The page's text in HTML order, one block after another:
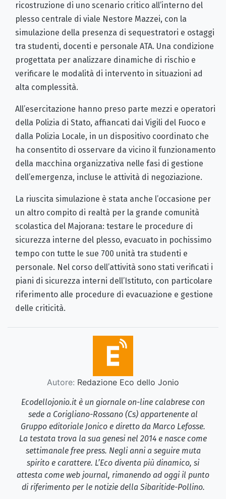
ricostruzione di uno scenario critico all’interno del
plesso centrale di viale Nestore Mazzei, con la
simulazione della presenza di sequestratori e ostaggi
tra studenti, docenti e personale ATA. Una condizione
progettata per analizzare dinamiche di rischio e
verificare le modalità di intervento in situazioni ad
alta complessità.
All’esercitazione hanno preso parte mezzi e operatori
della Polizia di Stato, affiancati dai Vigili del Fuoco e
dalla Polizia Locale, in un dispositivo coordinato che
ha consentito di osservare da vicino il funzionamento
della macchina organizzativa nelle fasi di gestione
dell’emergenza, incluse le attività di negoziazione.
La riuscita simulazione è stata anche l’occasione per
un altro compito di realtà per la grande comunità
scolastica del Majorana: testare le procedure di
sicurezza interne del plesso, evacuato in pochissimo
tempo con tutte le sue 700 unità tra studenti e
personale. Nel corso dell’attività sono stati verificati i
piani di sicurezza interni dell’Istituto, con particolare
riferimento alle procedure di evacuazione e gestione
delle criticità.
Autore: Redazione Eco dello Jonio
Ecodellojonio.it è un giornale on-line calabrese con
sede a Corigliano-Rossano (Cs) appartenente al
Gruppo editoriale Jonico e diretto da Marco Lefosse.
La testata trova la sua genesi nel 2014 e nasce come
settimanale free press. Negli anni a seguire muta
spirito e carattere. L’Eco diventa più dinamico, si
attesta come web journal, rimanendo ad oggi il punto
di riferimento per le notizie della Sibaritide-Pollino.